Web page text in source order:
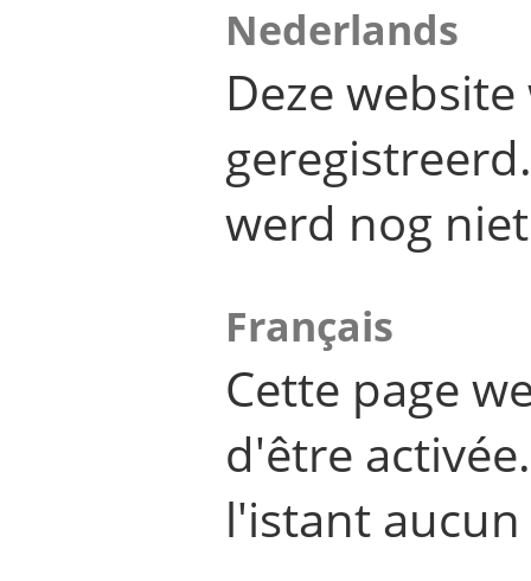
Nederlands
Deze
werd nog
Français
Cette page
d'être
l'istant